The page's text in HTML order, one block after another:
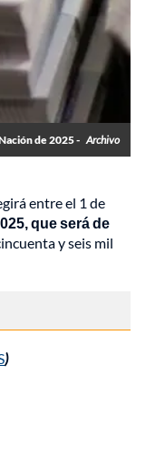
de 2025 - Archivo
entre el 1 de
que será de
y seis mil
)